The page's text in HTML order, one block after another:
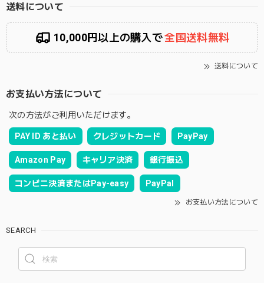
送料について
10,000円以上の購入で全国送料無料
送料について
お支払い方法について
次の方法がご利用いただけます。
PAY ID あと払い クレジットカード PayPay
Amazon Pay キャリア決済 銀行振込
コンビニ決済またはPay-easy PayPal
お支払い方法について
SEARCH